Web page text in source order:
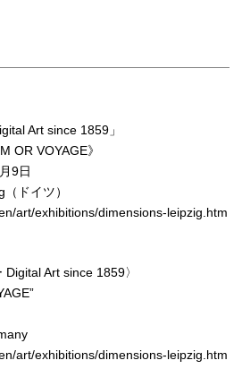
Art since 1859」
OR VOYAGE》
9日
（ドイツ）
art/exhibitions/dimensions-leipzig.htm
Art since 1859〉
art/exhibitions/dimensions-leipzig.htm